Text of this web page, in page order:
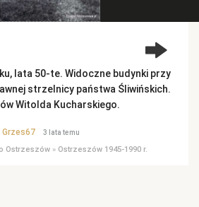
lata 50-te. Widoczne budynki przy
strzelnicy państwa Śliwińskich.
Witolda Kucharskiego.
Grzes67 3 lata temu
Ostrzeszów» Ostrzeszów 1945-1990 r.